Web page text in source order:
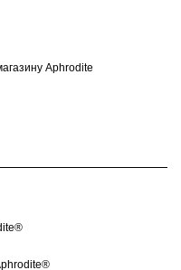
Aphrodite